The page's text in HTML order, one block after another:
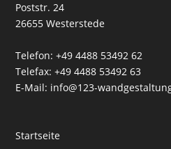
Poststr. 24
26655 Westerstede
Telefon: +49 4488 53492 62
Telefax: +49 4488 53492 63
E-Mail: info@123-
Startseite